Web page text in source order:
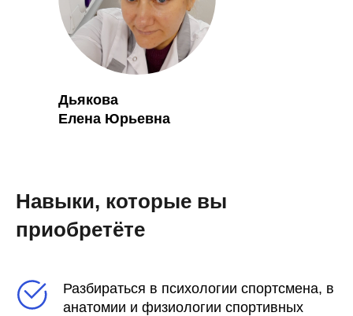
Дьякова
Елена Юрьевна
Навыки, которые вы
приобретёте
Разбираться в психологии спортсмена, в
анатомии и физиологии спортивных